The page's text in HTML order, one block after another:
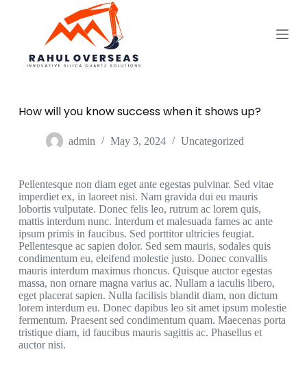
How will you know success when it shows up?
admin May 3, 2024 Uncategorized
Pellentesque non diam eget ante egestas pulvinar. Sed vitae
imperdiet ex, in laoreet nisi. Nam gravida dui eu mauris
lobortis vulputate. Donec felis leo, rutrum ac lorem quis,
mattis interdum nunc. Interdum et malesuada fames ac ante
ipsum primis in faucibus. Sed porttitor ultricies feugiat.
Pellentesque ac sapien dolor. Sed sem mauris, sodales quis
condimentum eu, eleifend molestie justo. Donec convallis
mauris interdum maximus rhoncus. Quisque auctor egestas
massa, non ornare magna varius ac. Nullam a iaculis libero,
eget placerat sapien. Nulla facilisis blandit diam, non dictum
lorem interdum eu. Donec dapibus leo sit amet ipsum molestie
fermentum. Praesent sed condimentum quam. Maecenas porta
tristique diam, id faucibus mauris sagittis ac. Phasellus et
auctor nisi.